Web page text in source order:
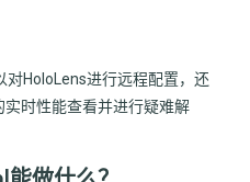
对HoloLens进行远程配置，还
时性能查看并进行疑难解